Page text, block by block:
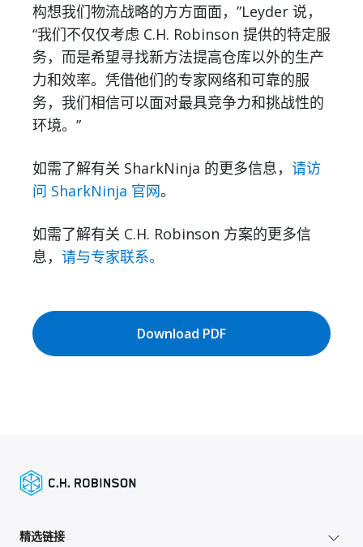
构想我们物流战略的方方面面，”Leyder 说，
“我们不仅仅考虑 C.H. Robinson 提供的特定服
务，而是希望寻找新方法提高仓库以外的生产
力和效率。凭借他们的专家网络和可靠的服
务，我们相信可以面对最具竞争力和挑战性的
环境。”
如需了解有关 SharkNinja 的更多信息， 请访
问 SharkNinja 官网。
如需了解有关 C.H. Robinson 方案的更多信
息， 请与专家联系。
Download PDF
精选链接